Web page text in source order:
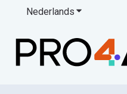
Nederlands Submenu